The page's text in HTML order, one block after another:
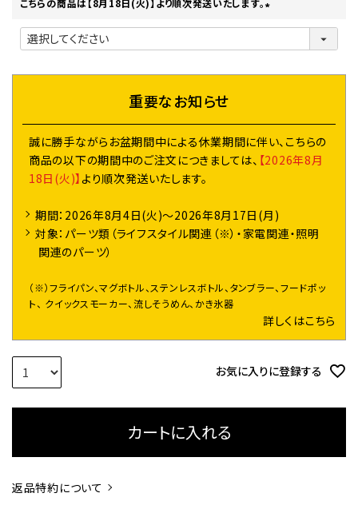
こちらの商品は【8月18日(火)】より順次発送いたします。
(
)
重要なお知らせ
誠に勝手ながらお盆期間中による休業期間に伴い、こちらの
商品の以下の期間中のご注文につきましては、 【2026年8月
18日(火)】 より順次発送いたします。
期間：2026年8月4日(火)～2026年8月17日(月)
対象：パーツ類（ライフスタイル関連（※）・家電関連・照明
関連のパーツ）
（※）フライパン、マグボトル、ステンレスボトル、タンブラー、フードポッ
ト、 クイックスモーカー、流しそうめん、かき氷器
詳しくはこちら
お気に入りに登録する
カートに入れる
返品特約について